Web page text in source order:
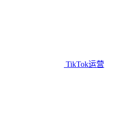
TikTok运营